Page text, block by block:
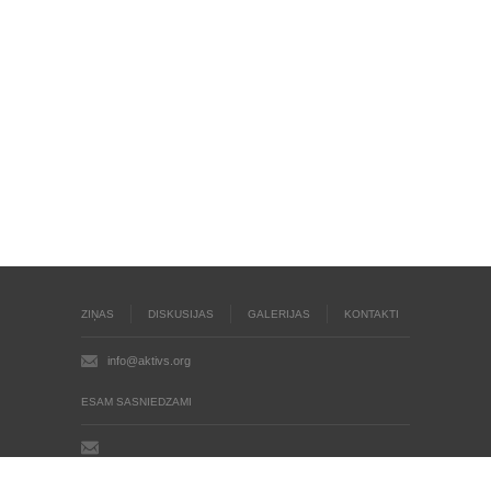
ZIŅAS DISKUSIJAS GALERIJAS KONTAKTI
info@aktivs.org
ESAM SASNIEDZAMI